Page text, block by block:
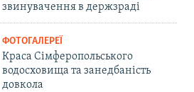
звинувачення в держзраді
ФОТОГАЛЕРЕЇ
Краса Сімферопольського
водосховища та занедбаність
довкола